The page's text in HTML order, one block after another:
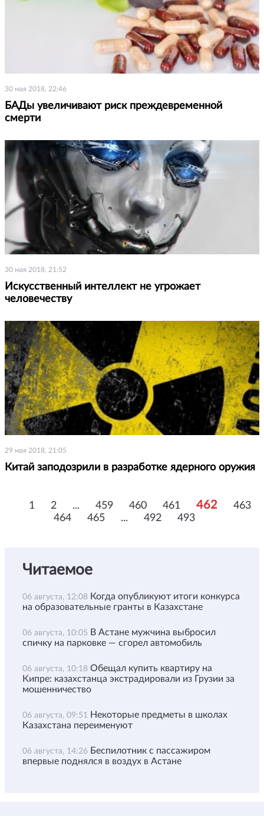
30 мая 2018, 22:46
БАДы увеличивают риск преждевременной
смерти
30 мая 2018, 21:52
Искусственный интеллект не угрожает
человечеству
29 мая 2018, 21:05
Китай заподозрили в разработке ядерного оружия
1 2 ... 459 460 461 462
463
464
465 ... 492 493
Читаемое
06 августа, 12:08 Когда опубликуют итоги конкурса
на образовательные гранты в Казахстане
06 августа, 10:05 В Астане мужчина выбросил
спичку на парковке — сгорел автомобиль
06 августа, 10:18 Обещал купить квартиру на
Кипре: казахстанца экстрадировали из Грузии за
мошенничество
06 августа, 09:51
Некоторые предметы в школах
Казахстана переименуют
06 августа, 14:26 Беспилотник с пассажиром
впервые поднялся в воздух в Астане